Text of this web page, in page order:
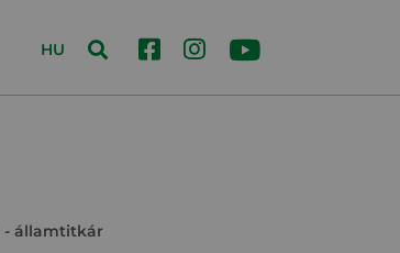
HU
- államtitkár